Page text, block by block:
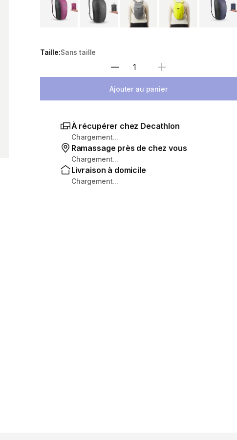
Taille:Sans taille
Sélectionnez la quantité
Ajouter au panier
À récupérer chez Decathlon
Chargement...
Ramassage près de chez vous
Chargement...
Livraison à domicile
Chargement...